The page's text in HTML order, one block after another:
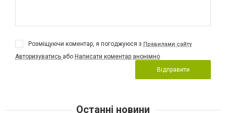
Розміщуючи коментар, я погоджуюся з Правилами сайту
Авторизуватись або Написати коментар анонімно
Відправити
Останні новини